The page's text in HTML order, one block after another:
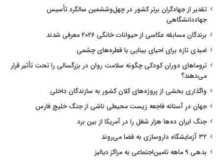
تقدیر از جهادگران برتر کشور در چهل‌وششمین سالگرد تأسیس
جهاددانشگاهی
برندگان مسابقه عکاسی از حیوانات خانگی ۲۰۲۶ معرفی شدند
امیدی تازه برای احیای بینایی با قطره‌های چشمی
تروماهای دوران کودکی چگونه سلامت روان در بزرگسالی را تحت تأثیر قرار
می‌دهند؟
واگذاری بخشی از پروژه‌های کلان کشور به سازندگان داخلی
جهان در آستانه فاجعه زیست محیطی ناشی از جنگ خلیج فارس
جنگ ایران ده‌ها هزار شغل را در آمریکا از بین برد
۳۲ آزمایشگاه داروسازی به فضا می‌روند
بدهی ۹ ماهه تامین‌اجتماعی به مراکز دیالیز